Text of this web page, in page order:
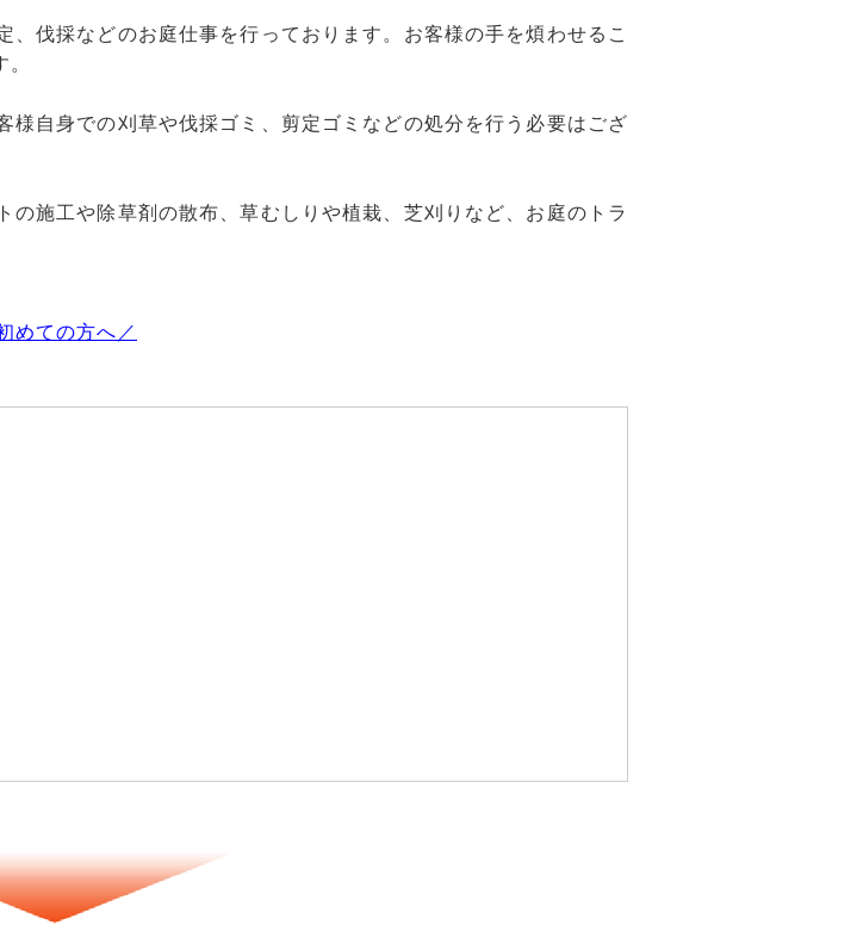
伐採などのお庭仕事を行っております。お客様の手を煩わせるこ
様自身での刈草や伐採ゴミ、剪定ゴミなどの処分を行う必要はござ
施工や除草剤の散布、草むしりや植栽、芝刈りなど、お庭のトラ
めての方へ／